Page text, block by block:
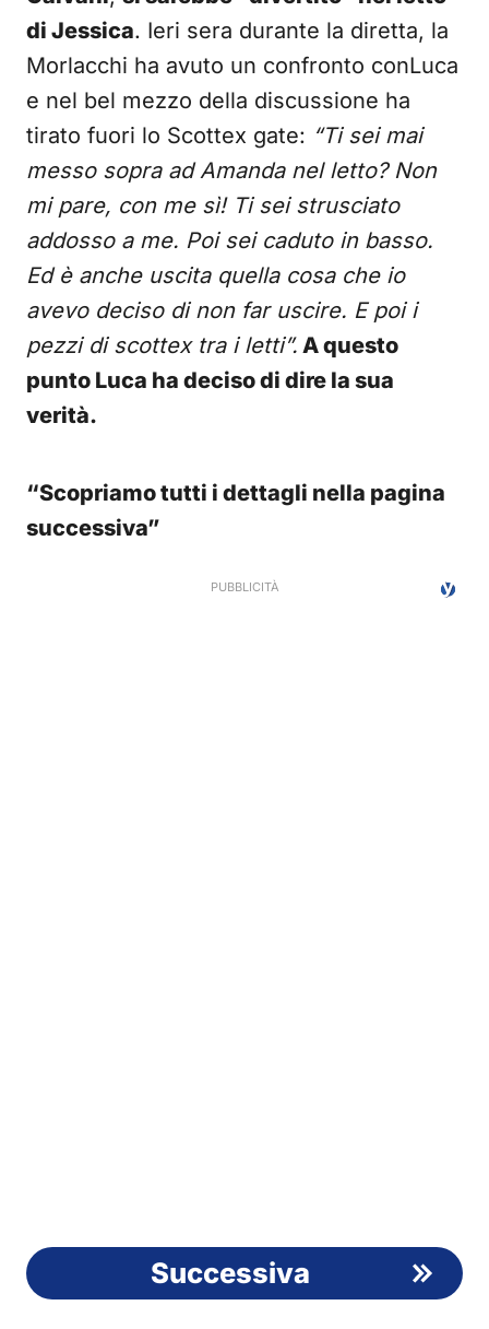
di Jessica. Ieri sera durante la diretta, la
Morlacchi ha avuto un confronto conLuca
e nel bel mezzo della discussione ha
tirato fuori lo Scottex gate: “Ti sei mai
messo sopra ad Amanda nel letto? Non
mi pare, con me sì! Ti sei strusciato
addosso a me. Poi sei caduto in basso.
Ed è anche uscita quella cosa che io
avevo deciso di non far uscire. E poi i
pezzi di scottex tra i letti”. A questo
punto Luca ha deciso di dire la sua
verità.
“Scopriamo tutti i dettagli nella pagina
successiva”
Successiva